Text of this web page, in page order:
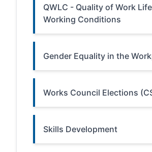
QWLC - Quality of Work
Working Conditions
Gender Equality in the
Works Council Elections
Skills Development